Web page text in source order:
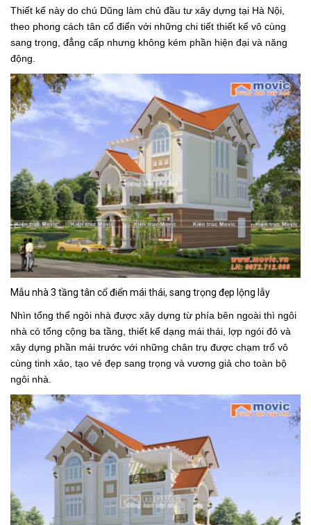
Thiết kế này do chú Dũng làm chủ đầu tư xây dựng tại Hà Nội,
theo phong cách tân cổ điển với những chi tiết thiết kế vô cùng
sang trọng, đẳng cấp nhưng không kém phần hiện đại và năng
động.
Mẫu nhà 3 tầng tân cổ điển mái thái, sang trọng đẹp lộng lẫy
Nhìn tổng thể ngôi nhà được xây dựng từ phía bên ngoài thì ngôi
nhà có tổng cộng ba tầng, thiết kế dạng mái thái, lợp ngói đỏ và
xây dựng phần mái trước với những chân trụ được chạm trổ vô
cùng tinh xảo, tạo vẻ đẹp sang trọng và vương giả cho toàn bộ
ngôi nhà.